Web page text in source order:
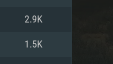
2.9K
1.5K